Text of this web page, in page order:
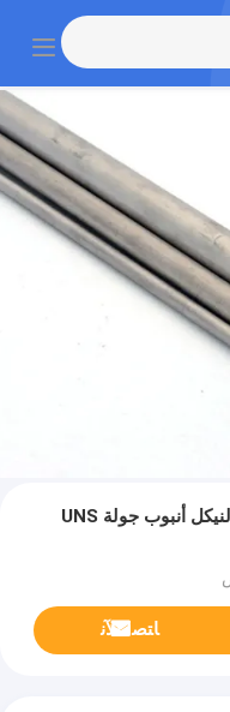
20ft طول Hastelloy C22 سبائك النيكل أنبوب جولة UNS
ﺎﺘﺼﻟ ﺍﻶﻧ